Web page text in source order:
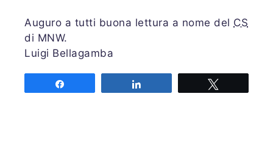
Auguro a tutti buona lettura a nome del CS
di MNW.
Luigi Bellagamba